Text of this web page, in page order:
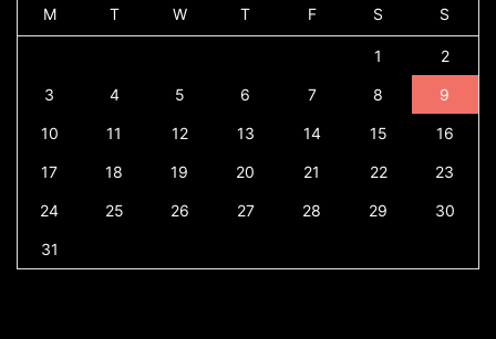
M T W T F S S
1 2
3 4 5 6 7 8 9
10 11 12 13 14 15 16
17 18 19 20 21 22 23
24 25 26 27 28 29 30
31